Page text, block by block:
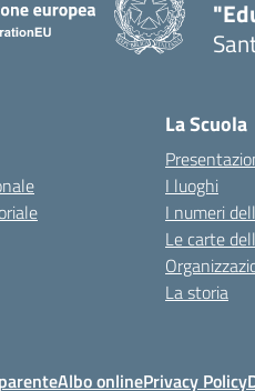
La Scuola
I luoghi
I numeri
Le carte
La storia
Albo onlinePrivacy Policy